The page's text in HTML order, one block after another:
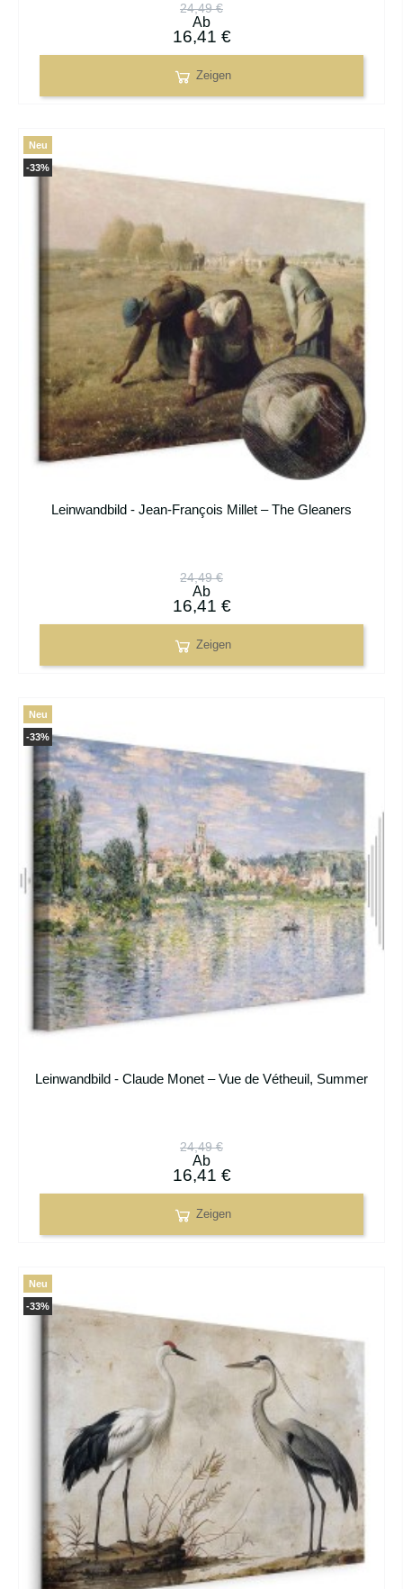
24,49 €
Ab
16,41 €
Zeigen
Leinwandbild - Jean-François Millet – The Gleaners
24,49 €
Ab
16,41 €
Zeigen
-33%
Neu
Leinwandbild - Claude Monet – Vue de Vétheuil, Summer
24,49 €
Ab
16,41 €
Zeigen
-33%
Neu
-33%
Neu